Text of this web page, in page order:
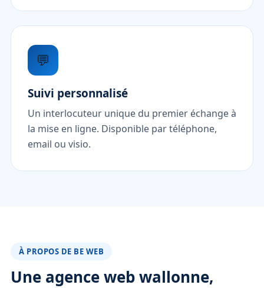
💬
Suivi personnalisé
Un interlocuteur unique du premier échange à
la mise en ligne. Disponible par téléphone,
email ou visio.
À PROPOS DE BE WEB
Une agence web wallonne,